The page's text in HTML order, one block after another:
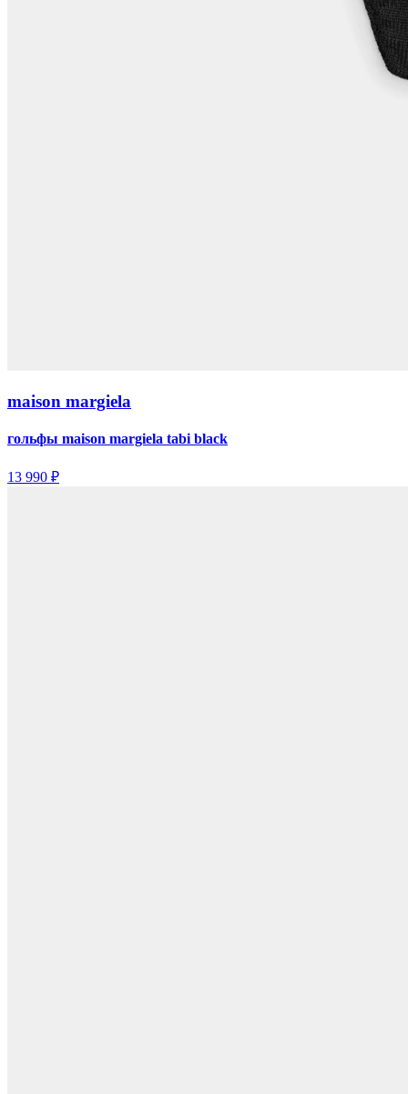
maison margiela
гольфы maison margiela tabi black
13 990 ₽